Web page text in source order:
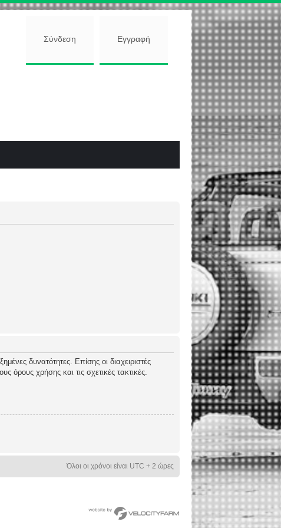
Σύνδεση Εγγραφή
δυνατότητες. Επίσης οι διαχειριστές
όρους χρήσης και τις σχετικές τακτικές.
Όλοι οι χρόνοι είναι UTC + 2 ώρες